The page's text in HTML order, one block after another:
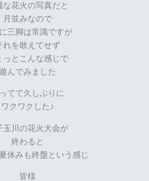
な花火の写真だと
月並みなので
三脚は常識ですが
れを敢えてせず
っとこんな感じで
んでみました
てて久しぶりに
ワクワクした♪
玉川の花火大会が
終わると
休みも終盤という感じ
皆様